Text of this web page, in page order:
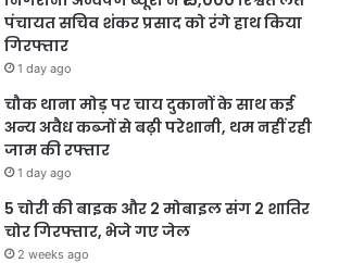
पंचायत सचिव शंकर प्रसाद को रंगे हाथ किया
गिरफ्तार
1 day ago
चौक थाना मोड़ पर चाय दुकानों के साथ कई
अन्य अवैध कब्जों से बढ़ी परेशानी, थम नहीं रही
जाम की रफ्तार
1 day ago
5 चोरी की बाइक और 2 मोबाइल संग 2 शातिर
चोर गिरफ्तार, भेजे गए जेल
2 weeks ago